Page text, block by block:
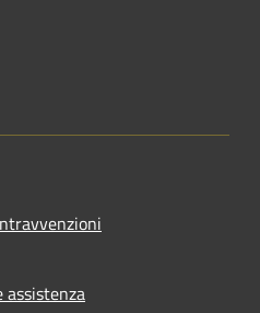
assistenza